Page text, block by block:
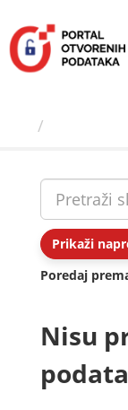
sadržaj
Prikaži
Poredaj
Nisu